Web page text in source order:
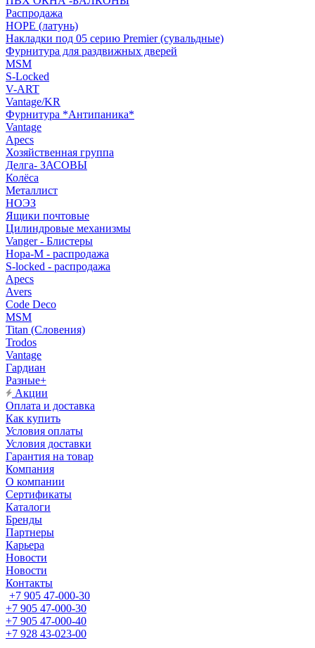
Распродажа
HOPE (латунь)
Накладки под 05 серию Premier (сувальдные)
Фурнитура для раздвижных дверей
MSM
S-Locked
V-ART
Vantage/KR
Фурнитура *Антипаника*
Vantage
Apecs
Хозяйственная группа
Делга- ЗАСОВЫ
Колёса
Металлист
НОЭЗ
Ящики почтовые
Цилиндровые механизмы
Vanger - Блистеры
Нора-М - распродажа
S-locked - распродажа
Apecs
Avers
Code Deco
MSM
Titan (Словения)
Trodos
Vantage
Гардиан
Разные+
Акции
Оплата и доставка
Как купить
Условия оплаты
Условия доставки
Гарантия на товар
Компания
О компании
Сертификаты
Каталоги
Бренды
Партнеры
Карьера
Новости
Новости
Контакты
+7 905 47-000-30
+7 905 47-000-30
+7 905 47-000-40
+7 928 43-023-00